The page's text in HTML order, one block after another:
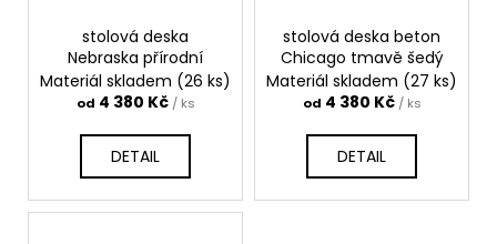
stolová deska
Nebraska přírodní
Materiál skladem (26 ks)
od 4 380 Kč / ks
DETAIL
stolová deska beton
Chicago tmavě šedý
Materiál skladem (27 ks)
od 4 380 Kč / ks
DETAIL